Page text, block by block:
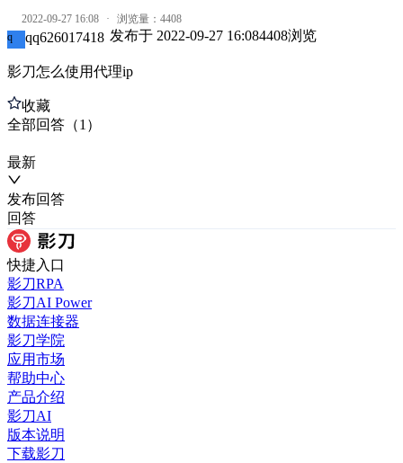
2022-09-27 16:08 · 浏览量： 4408
q
qq626017418 发布于 2022-09-27 16:084408浏览
影刀怎么使用代理ip
收藏
全部回答 （1 ）
最新
发布回答
回答
快捷入口
影刀RPA
影刀AI Power
数据连接器
影刀学院
应用市场
帮助中心
产品介绍
影刀AI
版本说明
下载影刀